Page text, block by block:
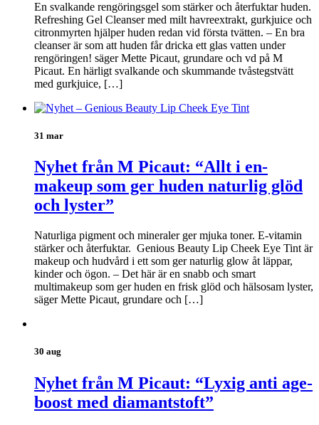
En svalkande rengöringsgel som stärker och återfuktar huden.
Refreshing Gel Cleanser med milt havreextrakt, gurkjuice och
citronmyrten hjälper huden redan vid första tvätten. – En bra
cleanser är som att huden får dricka ett glas vatten under
rengöringen! säger Mette Picaut, grundare och vd på M
Picaut. En härligt svalkande och skummande tvåstegstvätt
med gurkjuice, […]
31 mar
Nyhet från M Picaut: “Allt i en-
makeup som ger huden naturlig glöd
och lyster”
Naturliga pigment och mineraler ger mjuka toner. E-vitamin
stärker och återfuktar. Genious Beauty Lip Cheek Eye Tint är
makeup och hudvård i ett som ger naturlig glow åt läppar,
kinder och ögon. – Det här är en snabb och smart
multimakeup som ger huden en frisk glöd och hälsosam lyster,
säger Mette Picaut, grundare och […]
30 aug
Nyhet från M Picaut: “Lyxig anti age-
boost med diamantstoft”